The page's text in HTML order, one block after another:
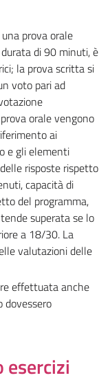
prova orale
di 90 minuti, è
la prova scritta si
voto pari ad
orale vengono
ai
e gli elementi
risposte rispetto
capacità di
del programma,
superata se lo
a 18/30. La
valutazioni delle
effettuata anche
dovessero
esercizi